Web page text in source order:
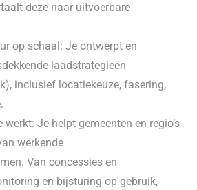
deze naar uitvoerbare
op schaal: Je ontwerpt en
laadstrategieën
inclusief locatiekeuze, fasering,
Je helpt gemeenten en regio’s
werkende
Van concessies en
en bijsturing op gebruik,